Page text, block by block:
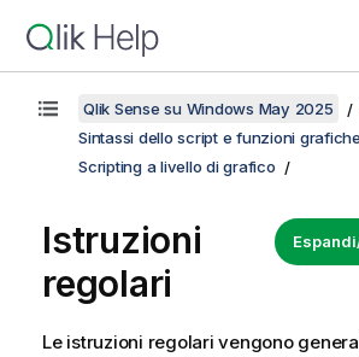
Qlik Sense su Windows May 2025
Sintassi dello script e funzioni grafiche
Scripting a livello di grafico
Istruzioni
regolari
Le istruzioni regolari vengono